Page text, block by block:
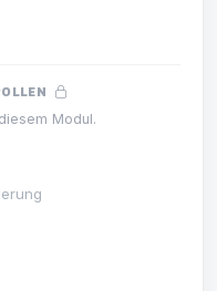
Modul.